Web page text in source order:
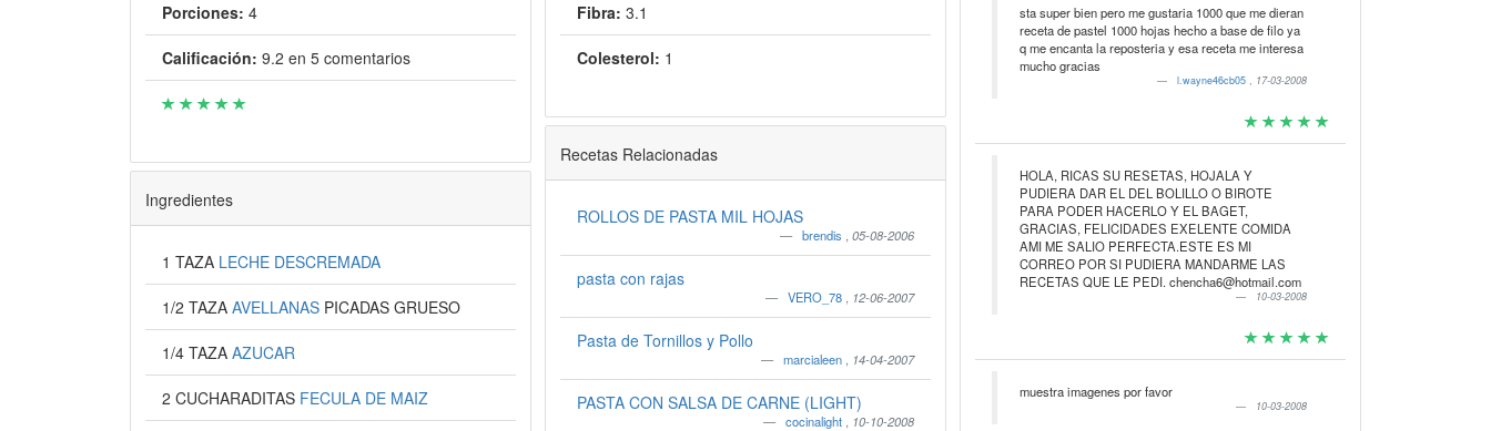
Porciones: 4
Calificación: 9.2 en 5comentarios
Ingredientes
1 TAZA LECHE DESCREMADA
1/2 TAZA AVELLANAS PICADAS GRUESO
1/4 TAZA AZUCAR
2 CUCHARADITAS FECULA DE MAIZ
Fibra: 3.1
Colesterol: 1
Recetas Relacionadas
ROLLOS DE PASTA MIL HOJAS
brendis ,05-08-2006
pasta con rajas
VERO_78 12-06-2007
Pasta de Tornillos y Pollo
marcialeen 14-04-2007
PASTA CON SALSA DE CARNE (LIGHT)
cocinalight 10-10-2008
sta super bien pero me gustaria 1000 que me dieran
receta de pastel 1000 hojas hecho a base de filo ya
q me encanta la reposteria y esa receta me interesa
mucho gracias
l.wayne46cb05, 17-03-2008
HOLA, RICAS SU RESETAS, HOJALA Y
PUDIERA DAR EL DEL BOLILLO O BIROTE
PARA PODER HACERLO Y EL BAGET,
GRACIAS, FELICIDADES EXELENTE COMIDA
AMI ME SALIO PERFECTA.ESTE ES MI
CORREO POR SI PUDIERA MANDARME LAS
RECETAS QUE LE PEDI. chencha6@hotmail.com
10-03-2008
muestra imagenes por favor
10-03-2008